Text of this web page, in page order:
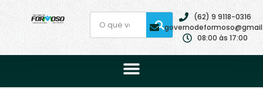
(62) 9 9118-0316
08:00 às 17:00